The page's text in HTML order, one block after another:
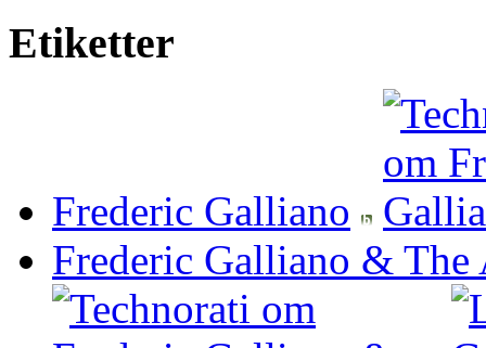
Etiketter
Frederic Galliano
Frederic Galliano &